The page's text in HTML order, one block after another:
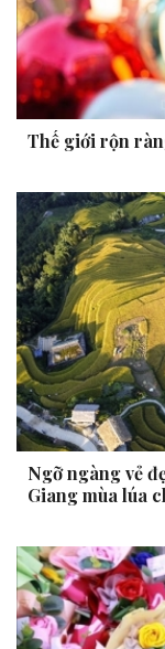
Thế giới rộn
Ngỡ ngàng vẻ
Giang mùa lúa